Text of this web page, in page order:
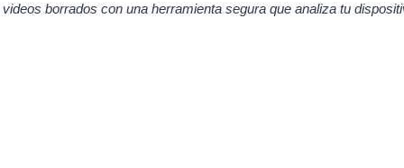
borrados con una herramienta segura que analiza tu